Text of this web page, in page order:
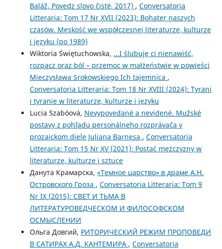
Baláž, Povedz slovo čisté, 2017) , Conversatoria
Litteraria: Tom 17 Nr XVII (2023): Bohater naszych
czasów. Męskość we współczesnej literaturze, kulturze
i języku (po 1989)
Wiktoria Świętuchowska, ...I ślubuję ci nienawiść,
rozpacz oraz ból – przemoc w małżeństwie w powieści
Mieczysława Srokowskiego Ich tajemnica ,
Conversatoria Litteraria: Tom 18 Nr XVIII (2024): Tyrani
i tyranie w literaturze, kulturze i języku
Lucia Szabóová, Nevypovedané a nevidené. Mužské
postavy z pohľadu personálneho rozprávača v
prozaickom diele Juliana Barnesa , Conversatoria
Litteraria: Tom 15 Nr XV (2021): Postać mężczyzny w
literaturze, kulturze i sztuce
Данута Крамарска, «Темное царство» в драме А.Н.
Островского Гроза , Conversatoria Litteraria: Tom 9
Nr IX (2015): СВЕТ И ТЬМА В
ЛИТЕРАТУРОВЕДЧЕСКОМ И ФИЛОСОФСКОМ
ОСМЫСЛЕНИИ
Ольга Довгий, РИТОРИЧЕСКИЙ РЕЖИМ ПРОПОВЕДИ
В САТИРАХ А.Д. КАНТЕМИРА , Conversatoria